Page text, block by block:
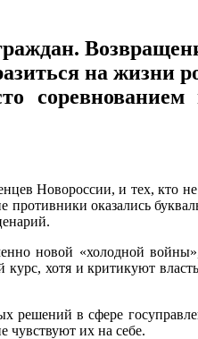
на жизни
Новороссии, и тех, кто
оказались
новой «холодной
хотя и критикуют
в сфере
чувствуют их на себе.